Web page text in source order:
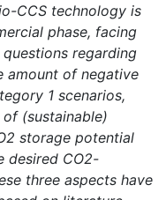
CCS technology is
phase, facing
regarding
amount of negative
1 scenarios,
(sustainable)
storage potential
desired CO2-
three aspects have